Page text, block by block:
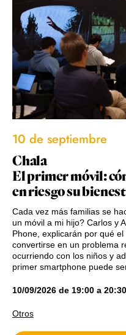
10 de septiembre
Chala
El primer móvil:
en riesgo su
Cada vez más familias se
un móvil a mi hijo? Carlos y
Phone, explicarán por qué
convertirse en un problema
ocurriendo con los niños y
primer smartphone puede
10/09/2026 de 19:00 a
Otros